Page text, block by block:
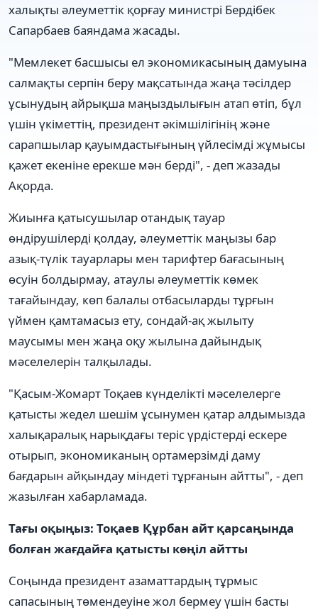
халықты әлеуметтік қорғау министрі Бердібек
Сапарбаев баяндама жасады.
"Мемлекет басшысы ел экономикасының дамуына
салмақты серпін беру мақсатында жаңа тәсілдер
ұсынудың айрықша маңыздылығын атап өтіп, бұл
үшін үкіметтің, президент әкімшілігінің және
сарапшылар қауымдастығының үйлесімді жұмысы
қажет екеніне ерекше мән берді", - деп жазады
Ақорда.
Жиынға қатысушылар отандық тауар
өндірушілерді қолдау, әлеуметтік маңызы бар
азық-түлік тауарлары мен тарифтер бағасының
өсуін болдырмау, атаулы әлеуметтік көмек
тағайындау, көп балалы отбасыларды тұрғын
үймен қамтамасыз ету, сондай-ақ жылыту
маусымы мен жаңа оқу жылына дайындық
мәселелерін талқылады.
"Қасым-Жомарт Тоқаев күнделікті мәселелерге
қатысты жедел шешім ұсынумен қатар алдымызда
халықаралық нарықдағы теріс үрдістерді ескере
отырып, экономиканың ортамерзімді даму
бағдарын айқындау міндеті тұрғанын айтты", - деп
жазылған хабарламада.
Тағы оқыңыз: Тоқаев Құрбан айт қарсаңында
болған жағдайға қатысты көңіл айтты
Соңында президент азаматтардың тұрмыс
сапасының төмендеуіне жол бермеу үшін басты